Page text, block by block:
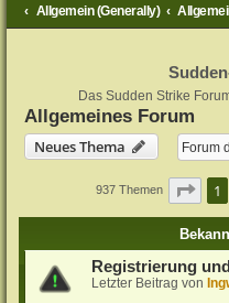
Allgemein (Generally)
Das Sudden Strike
Allgemeines Forum
Neues Thema
937 Themen Seite
1
Registrierung
Letzter Beitrag von